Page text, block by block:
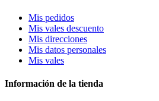
Mis pedidos
Mis vales descuento
Mis direcciones
Mis datos personales
Mis vales
Información de la tienda